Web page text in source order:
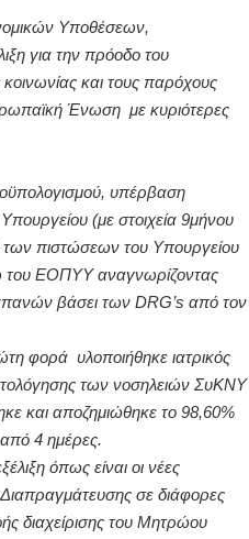
Υποθέσεων,
για την πρόοδο του
και τους παρόχους
Ένωση με κυριότερες
υπέρβαση
(με στοιχεία 9μήνου
των πιστώσεων του Υπουργείου
του ΕΟΠΥΥ αναγνωρίζοντας
βάσει των DRG’s από τον
φορά υλοποιήθηκε ιατρικός
των νοσηλειών ΣυΚΝΥ
και αποζημιώθηκε το 98,60%
4 ημέρες.
όπως είναι οι νέες
σε διάφορες
διαχείρισης του Μητρώου